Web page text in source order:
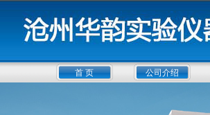
首 页 公司介绍